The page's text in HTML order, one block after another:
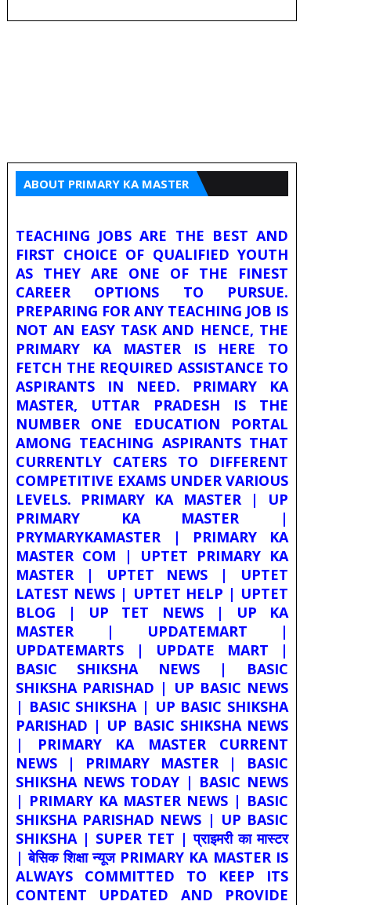
ABOUT PRIMARY KA MASTER
TEACHING JOBS ARE THE BEST AND
FIRST CHOICE OF QUALIFIED YOUTH
AS THEY ARE ONE OF THE FINEST
CAREER OPTIONS TO PURSUE.
PREPARING FOR ANY TEACHING JOB IS
NOT AN EASY TASK AND HENCE, THE
PRIMARY KA MASTER IS HERE TO
FETCH THE REQUIRED ASSISTANCE TO
ASPIRANTS IN NEED. PRIMARY KA
MASTER, UTTAR PRADESH IS THE
NUMBER ONE EDUCATION PORTAL
AMONG TEACHING ASPIRANTS THAT
CURRENTLY CATERS TO DIFFERENT
COMPETITIVE EXAMS UNDER VARIOUS
LEVELS. PRIMARY KA MASTER | UP
PRIMARY KA MASTER |
PRYMARYKAMASTER | PRIMARY KA
MASTER COM | UPTET PRIMARY KA
MASTER | UPTET NEWS | UPTET
LATEST NEWS | UPTET HELP | UPTET
BLOG | UP TET NEWS | UP KA
MASTER | UPDATEMART |
UPDATEMARTS | UPDATE MART |
BASIC SHIKSHA NEWS | BASIC
SHIKSHA PARISHAD | UP BASIC NEWS
| BASIC SHIKSHA | UP BASIC SHIKSHA
PARISHAD | UP BASIC SHIKSHA NEWS
| PRIMARY KA MASTER CURRENT
NEWS | PRIMARY MASTER | BASIC
SHIKSHA NEWS TODAY | BASIC NEWS
| PRIMARY KA MASTER NEWS | BASIC
SHIKSHA PARISHAD NEWS | UP BASIC
SHIKSHA | SUPER TET | प्राइमरी का मास्टर
| बेसिक शिक्षा न्यूज PRIMARY KA MASTER IS
ALWAYS COMMITTED TO KEEP ITS
CONTENT UPDATED AND PROVIDE